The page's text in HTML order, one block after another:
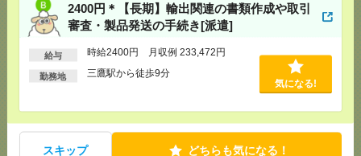
2400円＊【長期】輸出関連の書類作成や取引
審査・製品発送の手続き[派遣]
給与 時給2400円 月収例 233,472円
勤務地
三鷹駅から徒歩9分
気になる!
スキップ どちらも気になる！
《完全在宅×時短日短OK》Wワーク可〇Web広告運
用サポート[派遣]
[給 与]時給2100～2200円＋交
[勤務地]新宿御苑前駅から徒歩3分/新宿三丁目駅
から徒歩4分
気になる！